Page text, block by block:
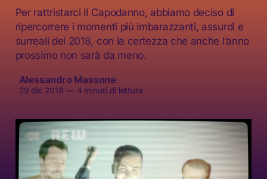
Per rattristarci il Capodanno, abbiamo deciso di
ripercorrere i momenti più imbarazzanti, assurdi e
surreali del 2018, con la certezza che anche l’anno
prossimo non sarà da meno.
Alessandro Massone
29 dic 2018 —4 minuti di lettura